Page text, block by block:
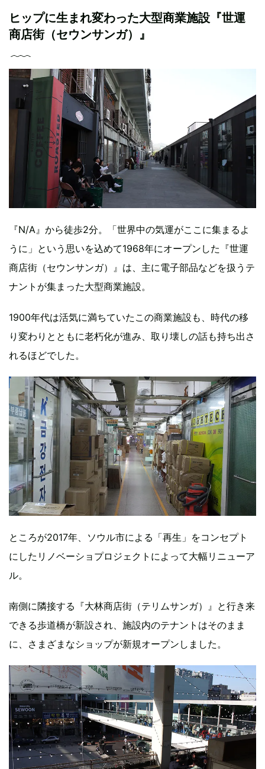
ヒップに生まれ変わった大型商業施設『世運
商店街（セウンサンガ）』
『N/A』から徒歩2分。「世界中の気運がここに集まるよ
うに」という思いを込めて1968年にオープンした『世運
商店街（セウンサンガ）』は、主に電子部品などを扱うテ
ナントが集まった大型商業施設。
1900年代は活気に満ちていたこの商業施設も、時代の移
り変わりとともに老朽化が進み、取り壊しの話も持ち出さ
れるほどでした。
ところが2017年、ソウル市による「再生」をコンセプト
にしたリノベーショプロジェクトによって大幅リニューア
ル。
南側に隣接する『大林商店街（テリムサンガ）』と行き来
できる歩道橋が新設され、施設内のテナントはそのまま
に、さまざまなショップが新規オープンしました。